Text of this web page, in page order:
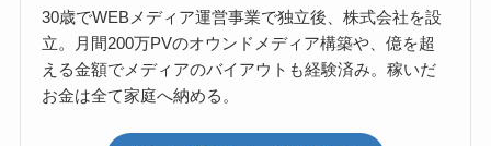
30歳でWEBメディア運営事業で独立後、株式会社を設
立。月間200万PVのオウンドメディア構築や、億を超
える金額でメディアのバイアウトも経験済み。稼いだ
お金は全て家庭へ納める。